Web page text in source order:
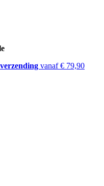
vanaf € 79,90